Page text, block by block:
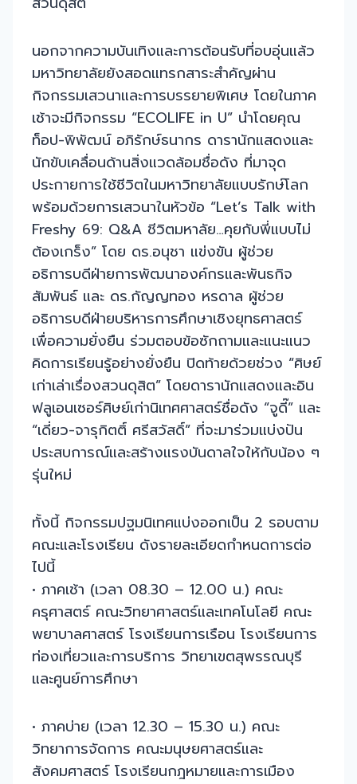
นอกจากความบันเทิงและการต้อนรับที่อบอุ่นแล้ว
มหาวิทยาลัยยังสอดแทรกสาระสำคัญผ่าน
กิจกรรมเสวนาและการบรรยายพิเศษ โดยในภาค
เช้าจะมีกิจกรรม “ECOLIFE in U” นำโดยคุณ
ท็อป-พิพัฒน์ อภิรักษ์ธนากร ดารานักแสดงและ
นักขับเคลื่อนด้านสิ่งแวดล้อมชื่อดัง ที่มาจุด
ประกายการใช้ชีวิตในมหาวิทยาลัยแบบรักษ์โลก
พร้อมด้วยการเสวนาในหัวข้อ “Let’s Talk with
Freshy 69: Q&A ชีวิตมหาลัย…คุยกับพี่แบบไม่
ต้องเกร็ง” โดย ดร.อนุชา แข่งขัน ผู้ช่วย
อธิการบดีฝ่ายการพัฒนาองค์กรและพันธกิจ
สัมพันธ์ และ ดร.กัญญทอง หรดาล ผู้ช่วย
อธิการบดีฝ่ายบริหารการศึกษาเชิงยุทธศาสตร์
เพื่อความยั่งยืน ร่วมตอบข้อซักถามและแนะแนว
คิดการเรียนรู้อย่างยั่งยืน ปิดท้ายด้วยช่วง “ศิษย์
เก่าเล่าเรื่องสวนดุสิต” โดยดารานักแสดงและอิน
ฟลูเอนเซอร์ศิษย์เก่านิเทศศาสตร์ชื่อดัง “จูดี๊” และ
“เดี่ยว-จารุกิตติ์ ศรีสวัสดิ์” ที่จะมาร่วมแบ่งปัน
ประสบการณ์และสร้างแรงบันดาลใจให้กับน้อง ๆ
รุ่นใหม่
ทั้งนี้ กิจกรรมปฐมนิเทศแบ่งออกเป็น 2 รอบตาม
คณะและโรงเรียน ดังรายละเอียดกำหนดการต่อ
ไปนี้
• ภาคเช้า (เวลา 08.30 – 12.00 น.) คณะ
ครุศาสตร์ คณะวิทยาศาสตร์และเทคโนโลยี คณะ
พยาบาลศาสตร์ โรงเรียนการเรือน โรงเรียนการ
ท่องเที่ยวและการบริการ วิทยาเขตสุพรรณบุรี
และศูนย์การศึกษา
• ภาคบ่าย (เวลา 12.30 – 15.30 น.) คณะ
วิทยาการจัดการ คณะมนุษยศาสตร์และ
สังคมศาสตร์ โรงเรียนกฎหมายและการเมือง